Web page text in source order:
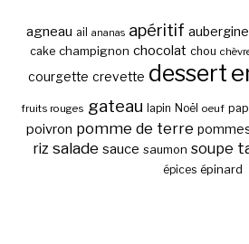
agneau ail ananas apéritif aubergine
cake champignon chocolat chou
courgette crevette dessert
fruits rouges gateau lapin Noël oeuf
poivron pomme de terre
riz salade sauce saumon soupe
épices épinard